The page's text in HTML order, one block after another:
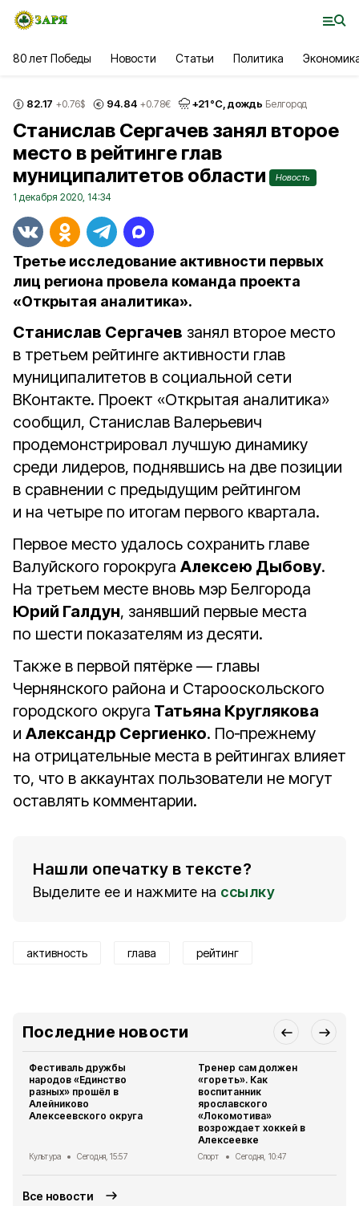
80 лет Победы Новости Статьи Политика
82.17 +0.76$ 94.84 +0.78€ +21°С, дождь Белгород
Станислав Сергачев занял второе
место в рейтинге глав
муниципалитетов области
Новость
1 декабря 2020, 14:34
Третье исследование активности первых
лиц региона провела команда проекта
«Открытая аналитика».
Станислав Сергачев занял второе место
в третьем рейтинге активности глав
муниципалитетов в социальной сети
ВКонтакте. Проект «Открытая аналитика»
сообщил, Станислав Валерьевич
продемонстрировал лучшую динамику
среди лидеров, поднявшись на две позиции
в сравнении с предыдущим рейтингом
и на четыре по итогам первого квартала.
Первое место удалось сохранить главе
Валуйского горокруга Алексею Дыбову.
На третьем месте вновь мэр Белгорода
Юрий Галдун, занявший первые места
по шести показателям из десяти.
Также в первой пятёрке — главы
Чернянского района и Старооскольского
городского округа Татьяна Круглякова
и Александр Сергиенко. По‑прежнему
на отрицательные места в рейтингах влияет
то, что в аккаунтах пользователи не могут
оставлять комментарии.
Нашли опечатку в тексте?
Выделите ее и нажмите на ссылку
активность глава рейтинг
Последние новости
Фестиваль дружбы
народов «Единство
разных» прошёл в
Алейниково
Алексеевского округа
Культура Сегодня, 15:57
Тренер сам должен
«гореть». Как
воспитанник
ярославского
«Локомотива»
возрождает хоккей в
Алексеевке
Спорт Сегодня, 10:47
Все новости